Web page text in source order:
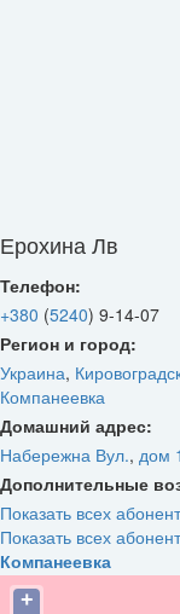
Ерохина Лв
Телефон:
+380 (5240) 9-14-07
Регион и город:
Украина,
Компанеевка
Домашний адрес:
Набережна Вул., дом
Дополнительные
Показать всех
Показать всех
Компанеевка
+